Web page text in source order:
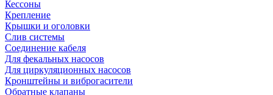
Кессоны
Крепление
Крышки и оголовки
Слив системы
Соединение кабеля
Для фекальных насосов
Для циркуляционных насосов
Кронштейны и виброгасители
Обратные клапаны